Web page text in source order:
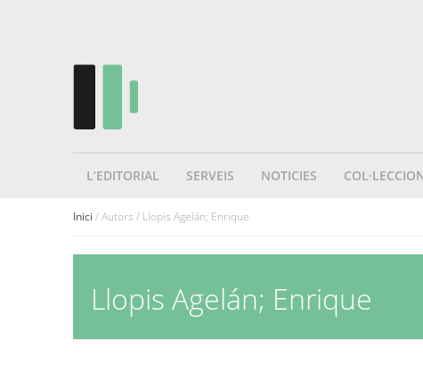
L’EDITORIAL SERVEIS NOTICIES
Inici / Autors / Llopis Agelán; Enrique
Llopis Agelán; Enrique